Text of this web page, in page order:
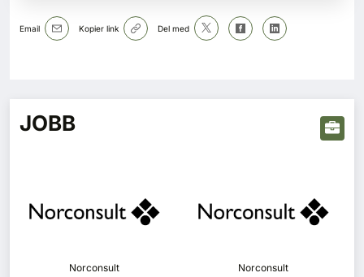
Email Kopier link Del med
JOBB
Norconsult Norconsult